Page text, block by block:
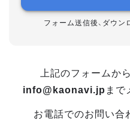
フォーム送信後、ダウン
上記のフォームか
info@kaonavi.jp まで
お電話でのお問い合